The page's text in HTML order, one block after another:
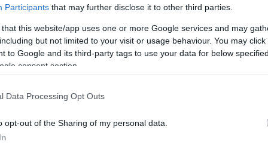
Participants that may further disclose it to other third parties.
that this website/app uses one or more Google services and may
but not limited to your visit or usage behaviour. You may
to Google and its third-party tags to use your data for below
consent section.
Data Processing Opt Outs
opt-out of the Sharing of my personal data.
να αποτρέψει αυτή τη συμπεριφορά του
κανέναν, ακόμα και τα παιδιά του. Χάλαγε τα
για τα παιδιά του. Μόνο η μάνα έκανε δυο
πάντα, η μάνα μου συντηρούσε έναν τέτοιο